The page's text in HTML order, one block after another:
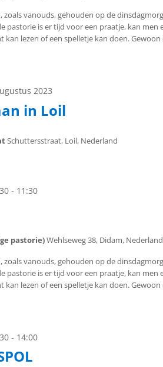
vanouds, gehouden op de
pastorie is er tijd voor een praatje, kan
kan lezen of een spelletje kan doen.
2023
in Loil
Schuttersstraat, Loil, Nederland
- 11:30
pastorie)Wehlseweg 38, Didam, Nederland
vanouds, gehouden op de
pastorie is er tijd voor een praatje, kan
kan lezen of een spelletje kan doen.
- 14:00